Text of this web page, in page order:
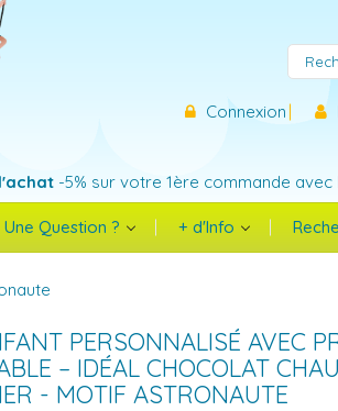
Connexion
-5% sur votre 1ère commande avec
Une Question ? + d'Info
PERSONNALISÉ AVEC
– IDÉAL CHOCOLAT
- MOTIF ASTRONAUTE